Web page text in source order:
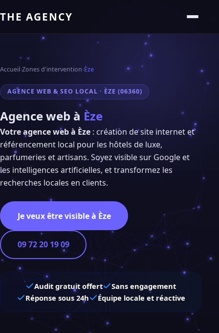
THE AGENCY
Accueil›Zones d'intervention›Èze
AGENCE WEB & SEO LOCAL · ÈZE (06360)
Agence web à Èze
Votre agence web à Èze : création de site internet et
référencement local pour les hôtels de luxe,
parfumeries et artisans. Soyez visible sur Google et
les intelligences artificielles, et transformez les
recherches locales en clients.
Je veux être visible à Èze
09 72 20 19 09
Audit gratuit offert
Sans engagement
Réponse sous 24h
Équipe locale et réactive